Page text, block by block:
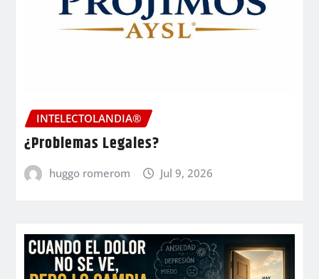
INTELECTOLANDIA®
¿Problemas Legales?
huggo romerom Jul 9, 2026